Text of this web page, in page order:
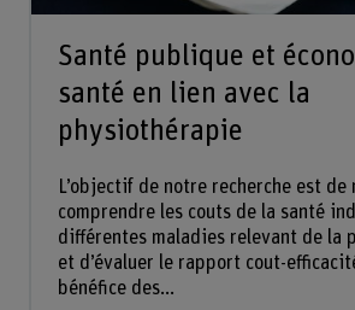
Santé publique et
santé en lien avec la
physiothérapie
L’objectif de notre recherche est de
comprendre les couts de la santé
différentes maladies relevant de la
et d’évaluer le rapport cout-
bénéfice des...